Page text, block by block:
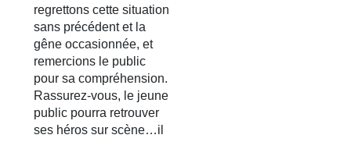
regrettons cette situation
sans précédent et la
gêne occasionnée, et
remercions le public
pour sa compréhension.
Rassurez-vous, le jeune
public pourra retrouver
ses héros sur scène…il